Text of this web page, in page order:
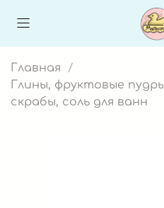
Главная
Глины, фруктовые
скрабы, соль для ванн